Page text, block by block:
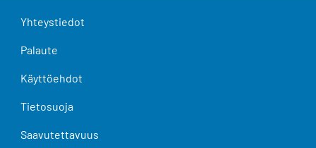
Yhteystiedot
Palaute
Käyttöehdot
Tietosuoja
Saavutettavuus